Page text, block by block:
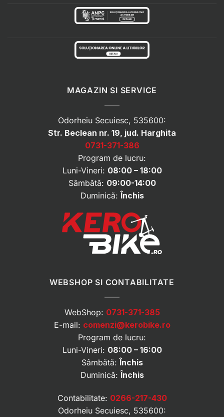
MAGAZIN SI SERVICE
Odorheiu Secuiesc, 535600:
Str. Beclean nr. 19, jud. Harghita
0731-371-386
Program de lucru:
Luni-Vineri: 08:00 – 18:00
Sâmbătă: 09:00-14:00
Duminică:Închis
WEBSHOP SI CONTABILITATE
WebShop: 0731-371-385
E-mail: comenzi@kerobike.ro
Program de lucru:
Luni-Vineri: 08:00 – 16:00
Sâmbătă: Închis
Duminică: Închis
Contabilitate: 0266-217-430
Odorheiu Secuiesc, 535600: